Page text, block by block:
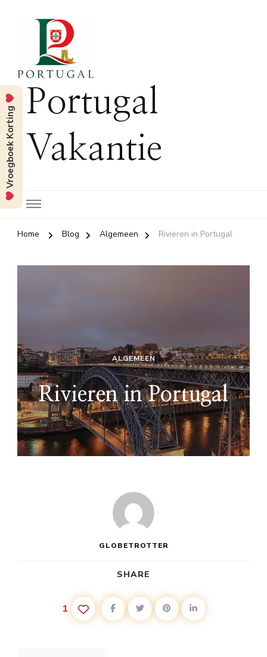
Portugal
Vakantie
Home Blog Algemeen Rivieren in Portugal
ALGEMEEN
Rivieren in Portugal
GLOBETROTTER
SHARE
1
Vroegboek Korting